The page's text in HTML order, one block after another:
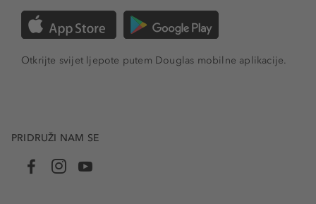
Otkrijte svijet ljepote putem Douglas mobilne aplikacije.
PRIDRUŽI NAM SE